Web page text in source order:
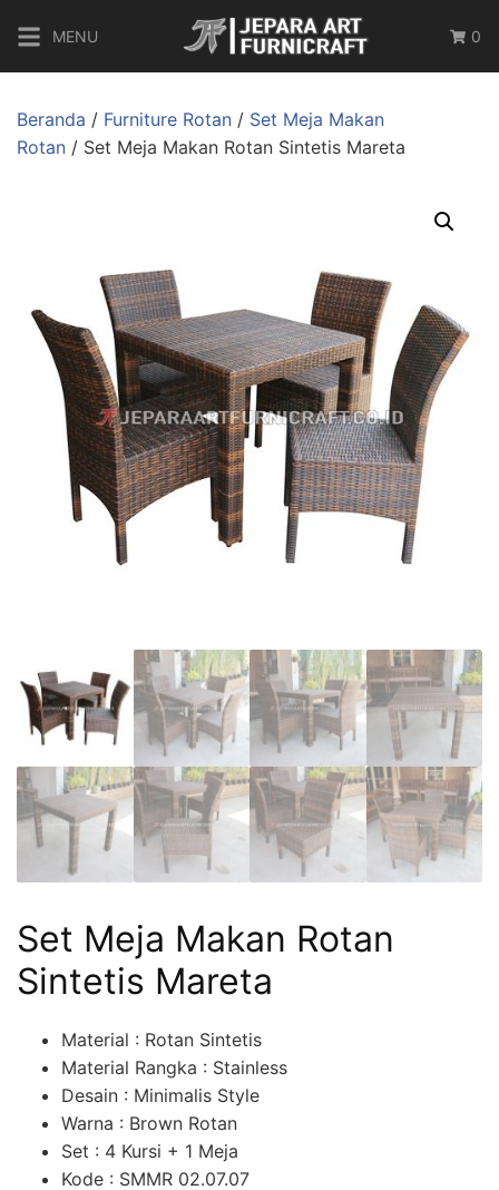
MENU 0
Beranda / Furniture Rotan / Set Meja Makan
Rotan / Set Meja Makan Rotan Sintetis Mareta
Set Meja Makan Rotan
Sintetis Mareta
Material : Rotan Sintetis
Material Rangka : Stainless
Desain : Minimalis Style
Warna : Brown Rotan
Set : 4 Kursi + 1 Meja
Kode : SMMR 02.07.07